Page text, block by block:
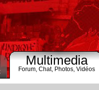
Multimedia
Forum, Chat, Photos, Vidéos